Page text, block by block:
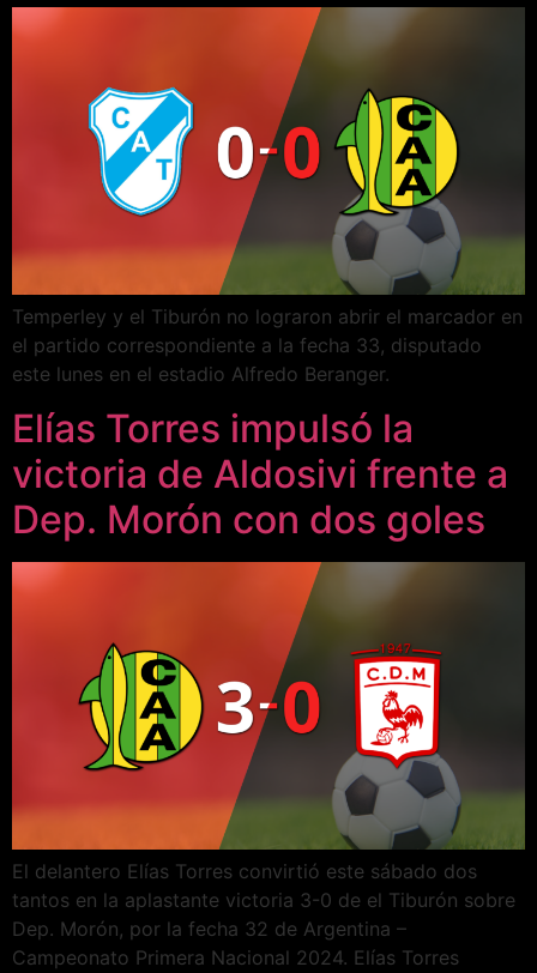
Temperley y el Tiburón no lograron abrir el marcador en
el partido correspondiente a la fecha 33, disputado
este lunes en el estadio Alfredo Beranger.
Elías Torres impulsó la
victoria de Aldosivi frente a
Dep. Morón con dos goles
El delantero Elías Torres convirtió este sábado dos
tantos en la aplastante victoria 3-0 de el Tiburón sobre
Dep. Morón, por la fecha 32 de Argentina –
Campeonato Primera Nacional 2024. Elías Torres